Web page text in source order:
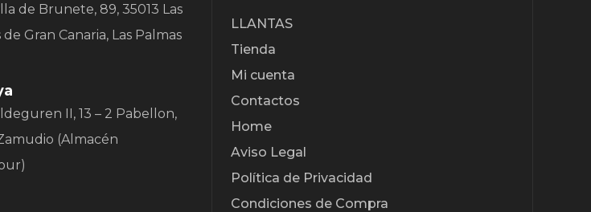
de Brunete, 89, 35013 Las
de Gran Canaria, Las Palmas
II, 13 – 2 Pabellon,
(Almacén
LLANTAS
Tienda
Mi cuenta
Contactos
Home
Aviso Legal
Política de Privacidad
Condiciones de Compra